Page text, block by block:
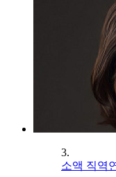
3.
소액 직역